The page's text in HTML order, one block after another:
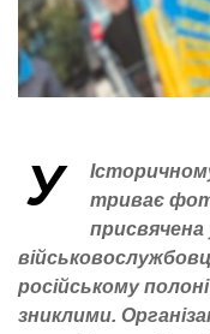
У
триває
присвячена
російському
зниклими.